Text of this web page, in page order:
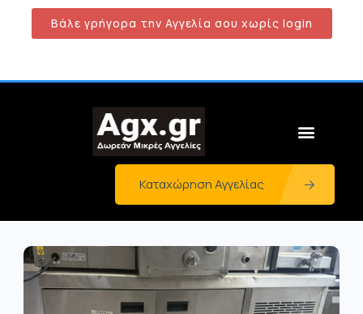
Βάλε γρήγορα την Αγγελία σου χωρίς login
Καταχώρηση Αγγελίας